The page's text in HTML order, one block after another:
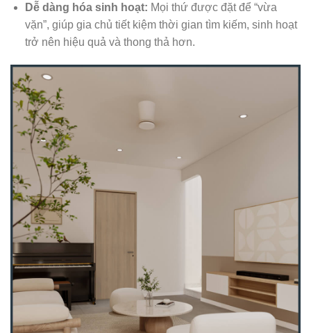
Dễ dàng hóa sinh hoạt: Mọi thứ được đặt để “vừa
vặn”, giúp gia chủ tiết kiệm thời gian tìm kiếm, sinh hoạt
trở nên hiệu quả và thong thả hơn.